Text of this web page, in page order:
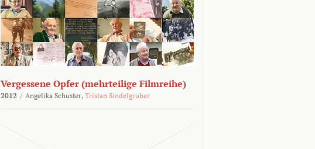
Vergessene Opfer (mehrteilige Filmreihe)
2012 / Angelika Schuster, Tristan Sindelgruber